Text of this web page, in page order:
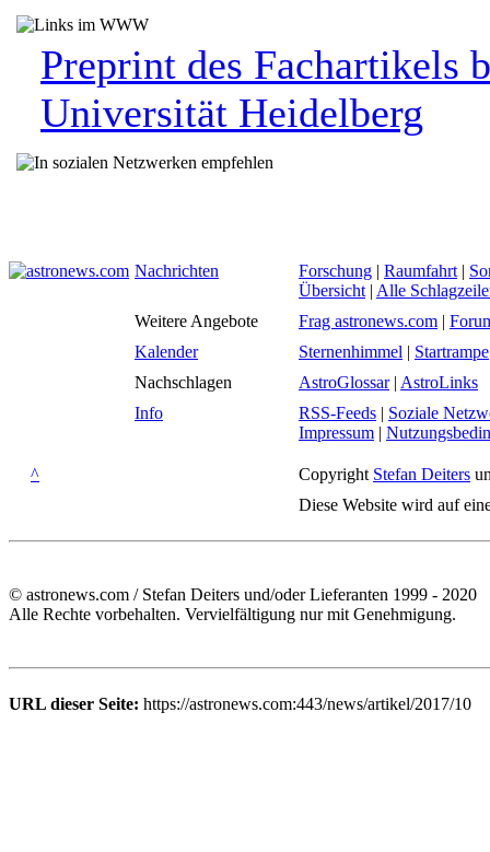
Preprint des Fachartikels
Universität Heidelberg
Nachrichten Forschung | Raumfahrt |
Übersicht | Alle
Weitere Angebote
Frag astronews.com |
Kalender
Sternenhimmel | Startrampe
Nachschlagen
AstroGlossar| AstroLinks
Info
RSS-Feeds | Soziale
Impressum |
^ Copyright Stefan Deiters
Diese Website wird auf
© astronews.com / Stefan Deiters und/oder Lieferanten 1999 - 2020
Alle Rechte vorbehalten. Vervielfältigung nur mit Genehmigung.
URL dieser Seite: https://astronews.com:443/news/artikel/2017/10